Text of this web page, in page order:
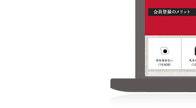
ショップ別に、今までに購入・ブックマークした商
どの商品をいま取り扱っているかがわかります